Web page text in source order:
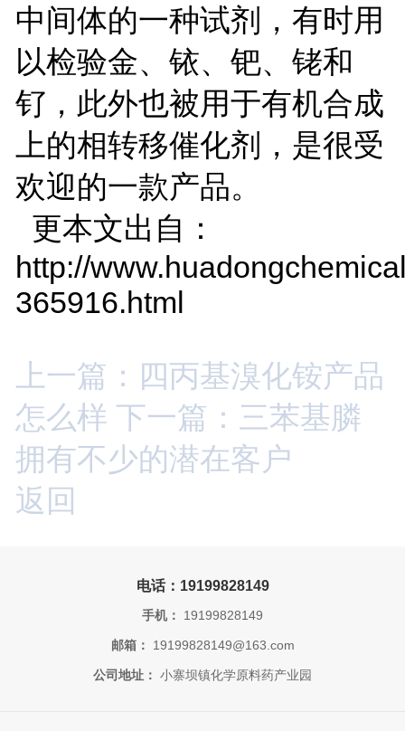
中间体的一种试剂，有时用
以检验金、铱、钯、铑和
钌，此外也被用于有机合成
上的相转移催化剂，是很受
欢迎的一款产品。
更本文出自：
http://
365916.html
上一篇：四丙基溴化铵产品
怎么样 下一篇：三苯基膦
拥有不少的潜在客户
返回
电话：19199828149
手机： 19199828149
邮箱： 19199828149@163.com
公司地址： 小寨坝镇化学原料药产业园